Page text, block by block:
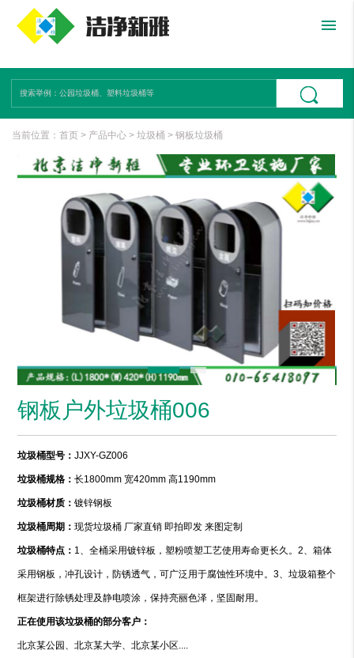
menu
当前位置： 首页> 产品中心> 垃圾桶 > 钢板垃圾桶
钢板户外垃圾桶006
垃圾桶型号：JJXY-GZ006
垃圾桶规格：长1800mm 宽420mm 高1190mm
垃圾桶材质：镀锌钢板
垃圾桶周期：现货垃圾桶 厂家直销 即拍即发 来图定制
垃圾桶特点： 1、全桶采用镀锌板，塑粉喷塑工艺使用寿命更长久。2、箱体
采用钢板，冲孔设计，防锈透气，可广泛用于腐蚀性环境中。3、垃圾箱整个
框架进行除锈处理及静电喷涂，保持亮丽色泽，坚固耐用。
正在使用该垃圾桶的部分客户：
北京某公园、北京某大学、北京某小区....